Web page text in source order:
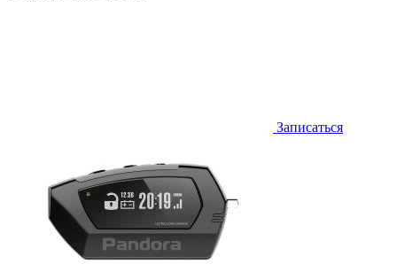
Записаться